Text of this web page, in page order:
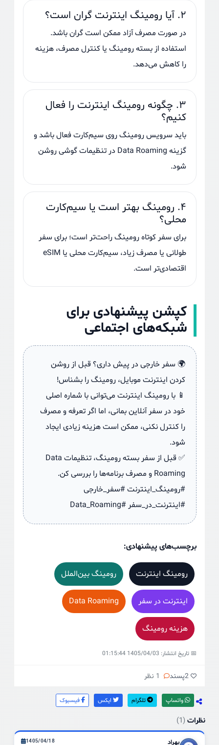
۲. آیا رومینگ اینترنت گران است؟
در صورت مصرف آزاد ممکن است گران باشد.
استفاده از بسته رومینگ یا کنترل مصرف، هزینه
را کاهش می‌دهد.
۳. چگونه رومینگ اینترنت را فعال
کنیم؟
باید سرویس رومینگ روی سیم‌کارت فعال باشد و
گزینه Data Roaming در تنظیمات گوشی روشن
شود.
۴. رومینگ بهتر است یا سیم‌کارت
محلی؟
برای سفر کوتاه رومینگ راحت‌تر است؛ برای سفر
طولانی یا مصرف زیاد، سیم‌کارت محلی یا eSIM
اقتصادی‌تر است.
کپشن پیشنهادی برای
شبکه‌های اجتماعی
🌍 سفر خارجی در پیش داری؟ قبل از روشن
کردن اینترنت موبایل، رومینگ را بشناس!
📱 با رومینگ اینترنت می‌توانی با شماره اصلی
خود در سفر آنلاین بمانی، اما اگر تعرفه و مصرف
را کنترل نکنی، ممکن است هزینه زیادی ایجاد
شود.
✅ قبل از سفر بسته رومینگ، تنظیمات Data
Roaming و مصرف برنامه‌ها را بررسی کن.
#رومینگ_اینترنت #سفر_خارجی
#اینترنت_در_سفر #Data_Roaming
برچسب‌های پیشنهادی:
رومینگ اینترنت رومینگ بین‌الملل
اینترنت در سفر Data Roaming
هزینه رومینگ
📅 تاریخ انتشار: 1405/04/03 01:15:44
2پسند
واتساپ تلگرام ایکس فیسبوک
نظرات (1)
بهراد 1405/04/18